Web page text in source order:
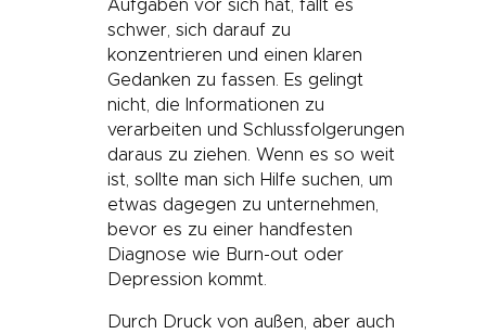
Aufgaben vor sich hat, fällt es
schwer, sich darauf zu
konzentrieren und einen klaren
Gedanken zu fassen. Es gelingt
nicht, die Informationen zu
verarbeiten und Schlussfolgerungen
daraus zu ziehen. Wenn es so weit
ist, sollte man sich Hilfe suchen, um
etwas dagegen zu unternehmen,
bevor es zu einer handfesten
Diagnose wie Burn-out oder
Depression kommt.
Durch Druck von außen, aber auch